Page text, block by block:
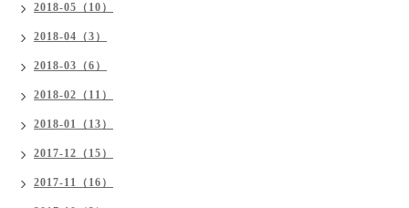
2018-05（10）
2018-04（3）
2018-03（6）
2018-02（11）
2018-01（13）
2017-12（15）
2017-11（16）